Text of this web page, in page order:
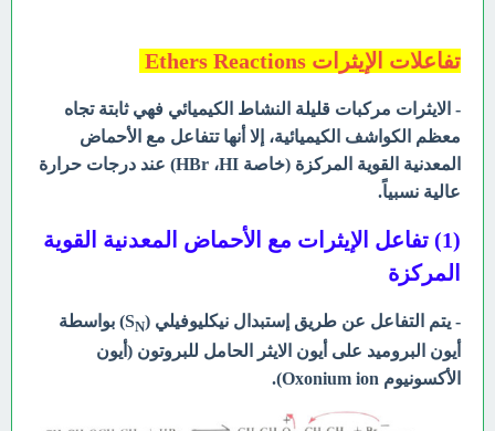
تفاعلات الإيثرات Ethers Reactions
- الايثرات مركبات قليلة النشاط الكيميائي فهي ثابتة تجاه
معظم الكواشف الكيميائية، إلا أنها تتفاعل مع الأحماض
المعدنية القوية المركزة (خاصة HBr ،HI)
عند درجات حرارة
عالية نسبياً.
(1) تفاعل الإيثرات مع الأحماض المعدنية القوية
المركزة
- يتم التفاعل عن طريق إستبدال نيكليوفيلي (SN ) بواسطة
أيون البروميد على أيون الايثر الحامل للبروتون (أيون
الأكسونيوم Oxonium ion).